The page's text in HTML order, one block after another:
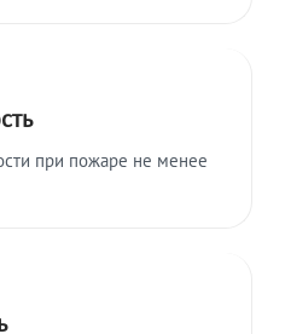
при пожаре не менее